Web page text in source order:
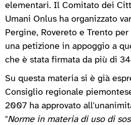
elementari. Il Comitato dei
Umani Onlus ha organizzato
Pergine, Rovereto e Trento
una petizione in appoggio a
che è stata firmata da più di
Su questa materia si è già
Consiglio regionale
2007 ha approvato
"Norme in materia di uso di